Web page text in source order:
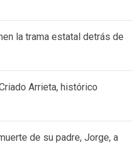
la trama estatal detrás de
Arrieta, histórico
de su padre, Jorge, a